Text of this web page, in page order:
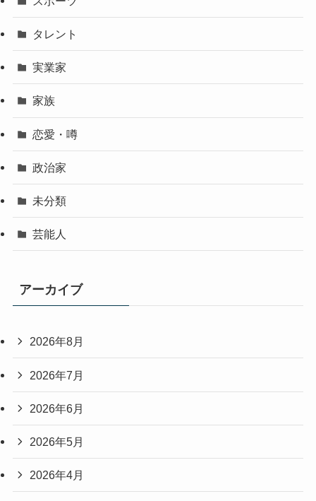
タレント
実業家
家族
恋愛・噂
政治家
未分類
芸能人
アーカイブ
2026年8月
2026年7月
2026年6月
2026年5月
2026年4月